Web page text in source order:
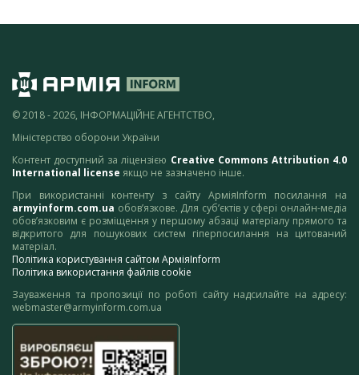
© 2018 - 2026, ІНФОРМАЦІЙНЕ АГЕНТСТВО,
Міністерство оборони України
Контент доступний за ліцензією Creative Commons Attribution 4.0
International license якщо не зазначено інше.
При використанні контенту з сайту АрміяInform посилання на
armyinform.com.ua обов’язкове. Для суб’єктів у сфері онлайн-медіа
обов’язковим є розміщення у першому абзаці матеріалу прямого та
відкритого для пошукових систем гіперпосилання на цитований
матеріал.
Політика користування сайтом АрміяInform
Політика використання файлів cookie
Зауваження та пропозиції по роботі сайту надсилайте на адресу:
webmaster@armyinform.com.ua